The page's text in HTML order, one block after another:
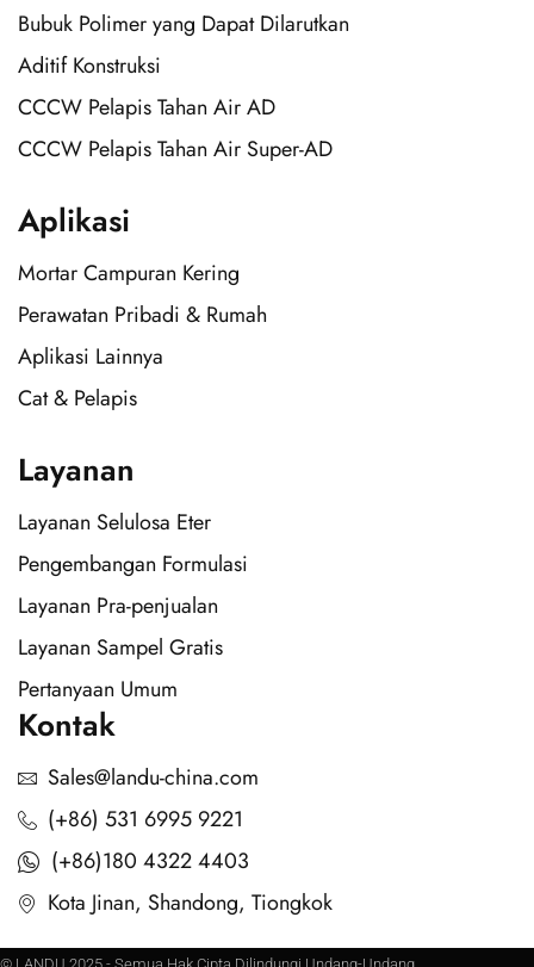
Bubuk Polimer yang Dapat Dilarutkan
Aditif Konstruksi
CCCW Pelapis Tahan Air AD
CCCW Pelapis Tahan Air Super-AD
Aplikasi
Mortar Campuran Kering
Perawatan Pribadi & Rumah
Aplikasi Lainnya
Cat & Pelapis
Layanan
Layanan Selulosa Eter
Pengembangan Formulasi
Layanan Pra-penjualan
Layanan Sampel Gratis
Pertanyaan Umum
Kontak
Sales@landu-china.com
(+86) 531 6995 9221
(+86)180 4322 4403
Kota Jinan, Shandong, Tiongkok